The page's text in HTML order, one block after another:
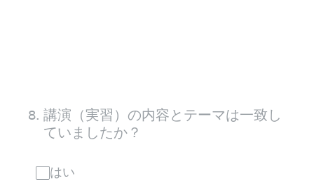
8. 講演（実習）の内容とテーマは一致し
ていましたか？
はい